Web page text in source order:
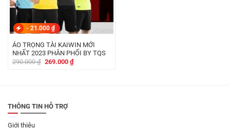
- 21.000 ₫
ÁO TRỌNG TÀI KAIWIN MỚI
NHẤT 2023 PHÂN PHỐI BY TQS
290.000₫ Giá
269.000 ₫Giá
hiện
THÔNG TIN HỖ TRỢ
Giới thiệu